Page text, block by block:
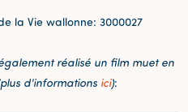
la Vie wallonne: 3000027
réalisé un film muet en
d'informations ici):